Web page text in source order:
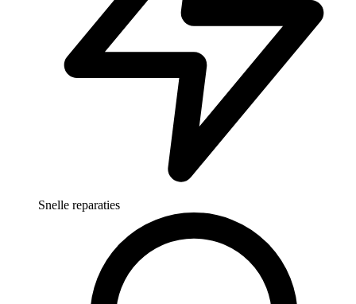
Snelle reparaties